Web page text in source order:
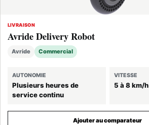
LIVRAISON
Avride Delivery Robot
Avride Commercial
AUTONOMIE
Plusieurs heures de
service continu
VITESSE
5 à 8 km/h
Ajouter au comparateur